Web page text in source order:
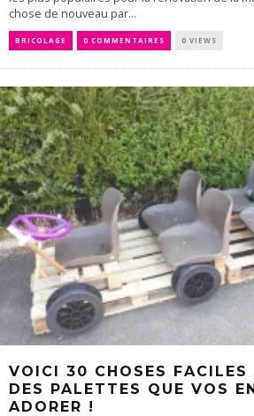
chose de nouveau par...
BRICOLAGE 0 COMMENTAIRES 0 VIEWS
VOICI 30 CHOSES FACILES
DES PALETTES QUE VOS
ADORER !